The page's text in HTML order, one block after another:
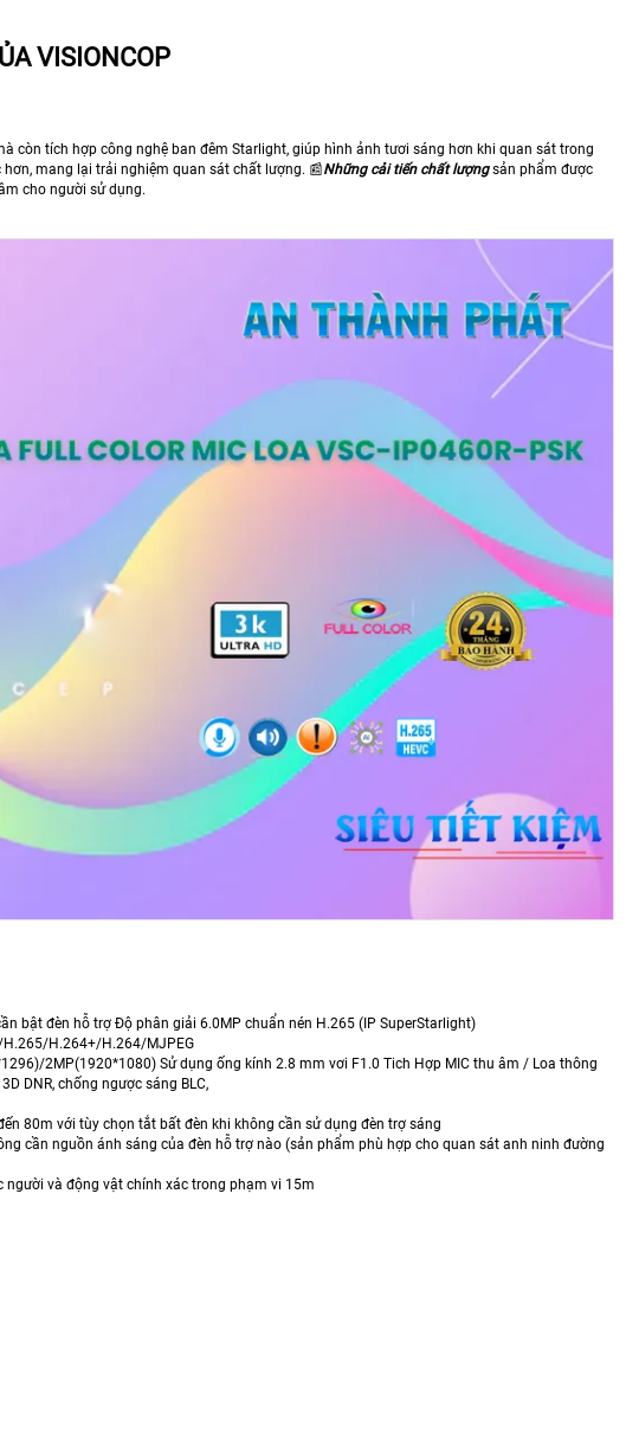
VISIONCOP
còn tích hợp công nghệ ban đêm Starlight, giúp hình ảnh tươi sáng hơn khi quan sát trong
mang lại trải nghiệm quan sát chất lượng. 📰Những cải tiến chất lượngsản phẩm được
cho người sử dụng.
bật đèn hỗ trợ Độ phân giải 6.0MP chuẩn nén H.265 (IP SuperStarlight)
H.265/H.264+/H.264/MJPEG
2MP(1920*1080) Sử dụng ống kính 2.8 mm vơi F1.0 Tich Hợp MIC thu âm / Loa thông
DNR, chống ngược sáng BLC,
80m với tùy chọn tắt bất đèn khi không cần sử dụng đèn trợ sáng
cần nguồn ánh sáng của đèn hỗ trợ nào (sản phẩm phù hợp cho quan sát anh ninh đường
người và động vật chính xác trong phạm vi 15m